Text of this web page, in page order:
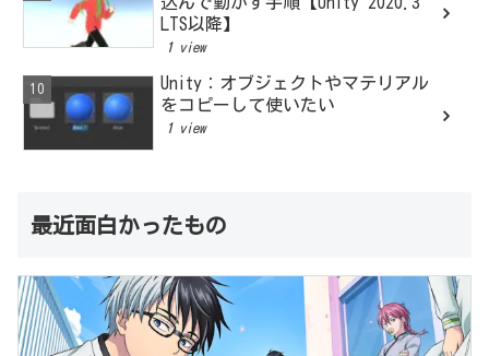
LTS以降】
1 view
Unity：オブジェクトやマテリアル
をコピーして使いたい
1 view
最近面白かったもの